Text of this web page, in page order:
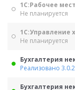
1С:Рабочее
Не планируется
1С:Управление
Не планируется
Бухгалтерия
Реализовано
Бухгалтерия